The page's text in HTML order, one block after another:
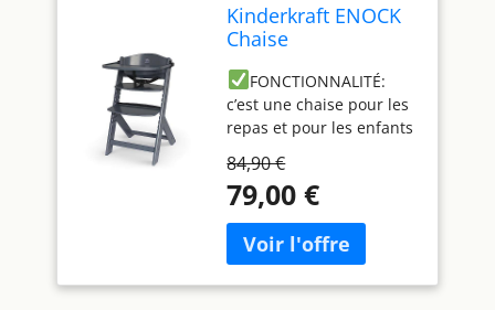
Kinderkraft ENOCK
Chaise
Haute Bébé, 3 en 1,
en Bois Naturel,
Évolutive, Réglable,
Puericulture, Avec
Plateau, Très Solide,
Design Universel,
Avec Accessoires,
Tout gris
FONCTIONNALITÉ:
c’est une chaise pour les
repas et pour les enfants
partir de 6 mois jusqu’à
10 ans! Le poids maximal
de l’enfant dans la chaise
pour les repas est de : 15
kg, dans la chaise pour
les enfants plus grands
84,90 €
79,00 €